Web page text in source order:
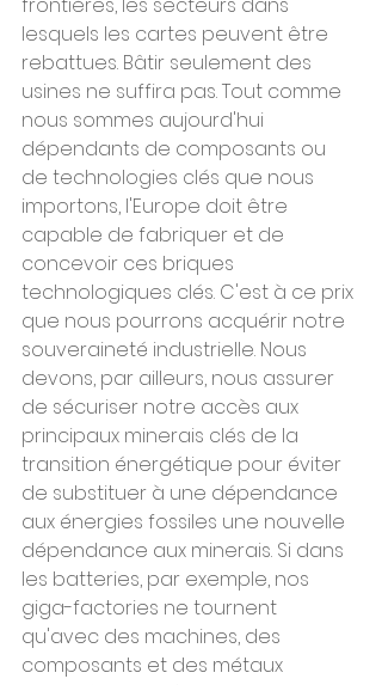
lesquels les cartes peuvent être
rebattues. Bâtir seulement des
usines ne suffira pas. Tout comme
nous sommes aujourd'hui
dépendants de composants ou
de technologies clés que nous
importons, l'Europe doit être
capable de fabriquer et de
concevoir ces briques
technologiques clés. C'est à ce prix
que nous pourrons acquérir notre
souveraineté industrielle. Nous
devons, par ailleurs, nous assurer
de sécuriser notre accès aux
principaux minerais clés de la
transition énergétique pour éviter
de substituer à une dépendance
aux énergies fossiles une nouvelle
dépendance aux minerais. Si dans
les batteries, par exemple, nos
giga-factories ne tournent
qu'avec des machines, des
composants et des métaux